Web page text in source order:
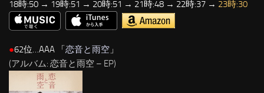
18時:50 → 19時:51 → 20時:51 → 21時:48 → 22時:37 → 23時:30
●62位…AAA 「恋音と雨空 」
(アルバム: 恋音と雨空 – EP)